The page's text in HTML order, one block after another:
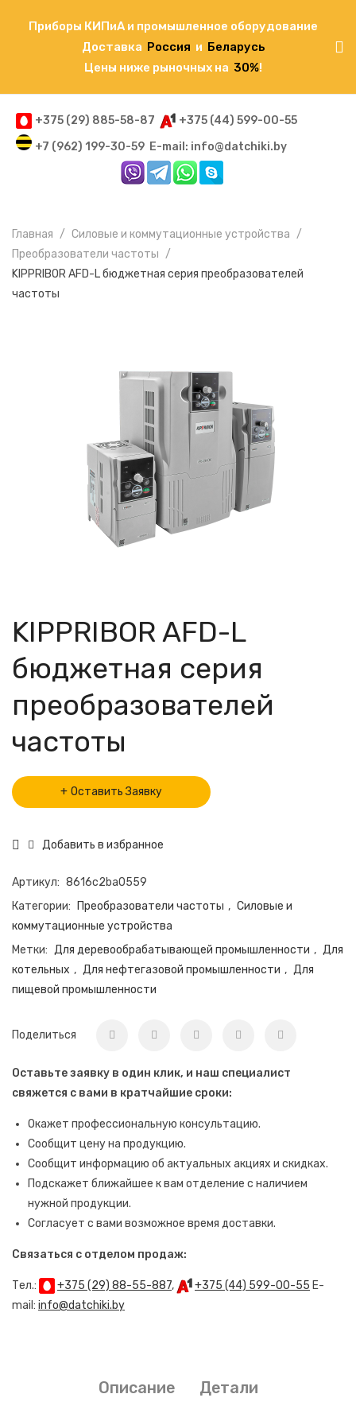
Приборы КИПиА и промышленное оборудование
Доставка Россия и Беларусь
Цены ниже рыночных на 30%!
+375 (29) 885-58-87
+375 (44) 599-00-55
+7 (962) 199-30-59 E-mail: info@datchiki.by
Главная
Силовые и коммутационные устройства
Преобразователи частоты
KIPPRIBOR AFD-L бюджетная серия преобразователей
частоты
KIPPRIBOR AFD-L
бюджетная серия
преобразователей
частоты
Оставить Заявку
Добавить в избранное
Артикул: 8616c2ba0559
Категории:
Преобразователи частоты , Силовые и
коммутационные устройства
Метки: Для деревообрабатывающей промышленности , Для
котельных , Для нефтегазовой промышленности , Для
пищевой промышленности
Поделиться
Оставьте заявку в один клик, и наш специалист
свяжется с вами в кратчайшие сроки:
Окажет профессиональную консультацию.
Сообщит цену на продукцию.
Сообщит информацию об актуальных акциях и скидках.
Подскажет ближайшее к вам отделение с наличием
нужной продукции.
Согласует с вами возможное время доставки.
Связаться с отделом продаж:
Тел.: +375 (29) 88-55-887, +375 (44) 599-00-55 E-
mail: info@datchiki.by
Описание Детали